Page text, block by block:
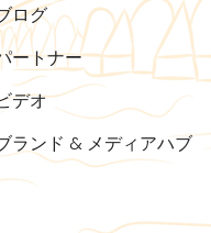
ログ
ートナー
デオ
ランド & メディアハブ